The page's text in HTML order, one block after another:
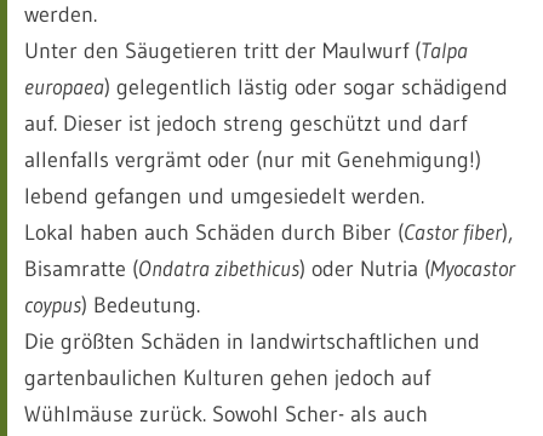
werden.
Unter den Säugetieren tritt der Maulwurf (Talpa
europaea) gelegentlich lästig oder sogar schädigend
auf. Dieser ist jedoch streng geschützt und darf
allenfalls vergrämt oder (nur mit Genehmigung!)
lebend gefangen und umgesiedelt werden.
Lokal haben auch Schäden durch Biber (Castor fiber),
Bisamratte (Ondatra zibethicus) oder Nutria (Myocastor
coypus) Bedeutung.
Die größten Schäden in landwirtschaftlichen und
gartenbaulichen Kulturen gehen jedoch auf
Wühlmäuse zurück. Sowohl Scher- als auch